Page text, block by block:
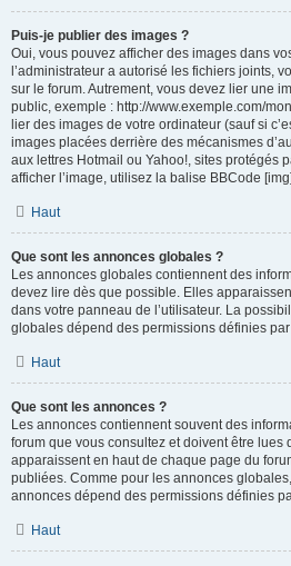
Puis-je publier des images ?
Oui, vous pouvez afficher des images dans
l’administrateur a autorisé les fichiers joints,
sur le forum. Autrement, vous devez lier une
public, exemple : http://www.exemple.com/
lier des images de votre ordinateur (sauf si
images placées derrière des mécanismes
aux lettres Hotmail ou Yahoo!, sites protégés
afficher l’image, utilisez la balise BBCode
Haut
Que sont les annonces globales ?
Les annonces globales contiennent des
devez lire dès que possible. Elles
dans votre panneau de l’utilisateur. La
globales dépend des permissions définies par
Haut
Que sont les annonces ?
Les annonces contiennent souvent des
forum que vous consultez et doivent être
apparaissent en haut de chaque page du
publiées. Comme pour les annonces
annonces dépend des permissions définies
Haut